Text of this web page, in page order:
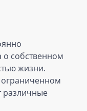
о собственном
жизни.
различные